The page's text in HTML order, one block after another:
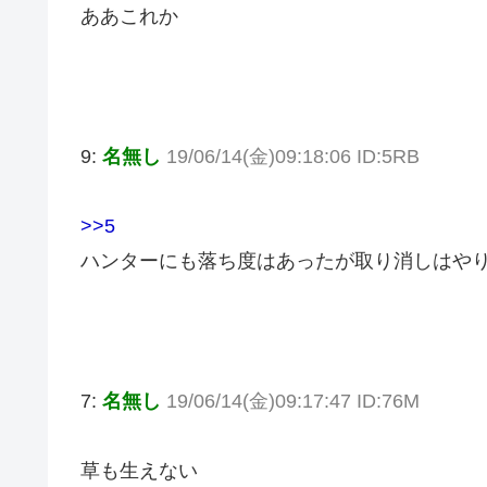
ああこれか
9: 名無し 19/06/14(金)09:18:06 ID:5RB
>>5
ハンターにも落ち度はあったが取り消しはや
7: 名無し 19/06/14(金)09:17:47 ID:76M
草も生えない